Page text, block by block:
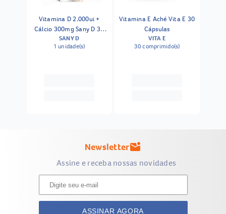
Vitamina D 2.000ui +
Cálcio 300mg Sany D 30
Comprimidos
SANY D
1 unidade(s)
Vitamina E Aché Vita E 30
Cápsulas
VITA E
30 comprimido(s)
Newslettermark_email_unread
Assine e receba nossas novidades
ASSINAR AGORA